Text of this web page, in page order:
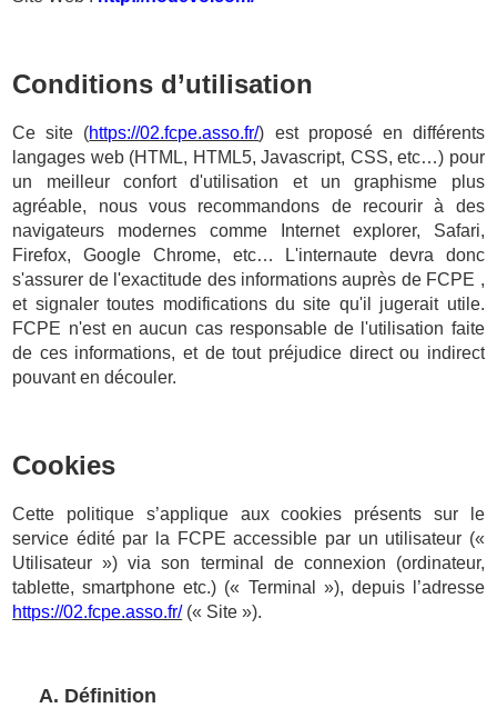
Conditions d’utilisation
Ce site (https://02.fcpe.asso.fr/) est proposé en différents
langages web (HTML, HTML5, Javascript, CSS, etc…) pour
un meilleur confort d'utilisation et un graphisme plus
agréable, nous vous recommandons de recourir à des
navigateurs modernes comme Internet explorer, Safari,
Firefox, Google Chrome, etc… L'internaute devra donc
s'assurer de l'exactitude des informations auprès de FCPE ,
et signaler toutes modifications du site qu'il jugerait utile.
FCPE n'est en aucun cas responsable de l'utilisation faite
de ces informations, et de tout préjudice direct ou indirect
pouvant en découler.
Cookies
Cette politique s’applique aux cookies présents sur le
service édité par la FCPE accessible par un utilisateur («
Utilisateur ») via son terminal de connexion (ordinateur,
tablette, smartphone etc.) (« Terminal »), depuis l’adresse
https://02.fcpe.asso.fr/(« Site »).
A. Définition